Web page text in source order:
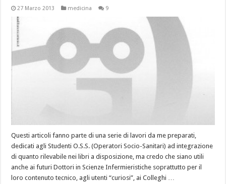
27 Marzo 2013 medicina 9
Questi articoli fanno parte di una serie di lavori da me preparati,
dedicati agli Studenti O.S.S. (Operatori Socio-Sanitari) ad integrazione
di quanto rilevabile nei libri a disposizione, ma credo che siano utili
anche ai futuri Dottori in Scienze Infermieristiche soprattutto per il
loro contenuto tecnico, agli utenti “curiosi”, ai Colleghi …